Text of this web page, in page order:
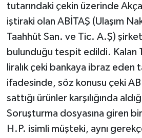
tutarındaki çekin üzerinde
iştiraki olan ABİTAŞ (Ulaşım
Taahhüt San. ve Tic. A.Ş)
bulunduğu tespit edildi. Kalan
liralık çeki bankaya ibraz eden
ifadesinde, söz konusu çeki
sattığı ürünler karşılığında
Soruşturma dosyasına giren
H.P. isimli müşteki, aynı